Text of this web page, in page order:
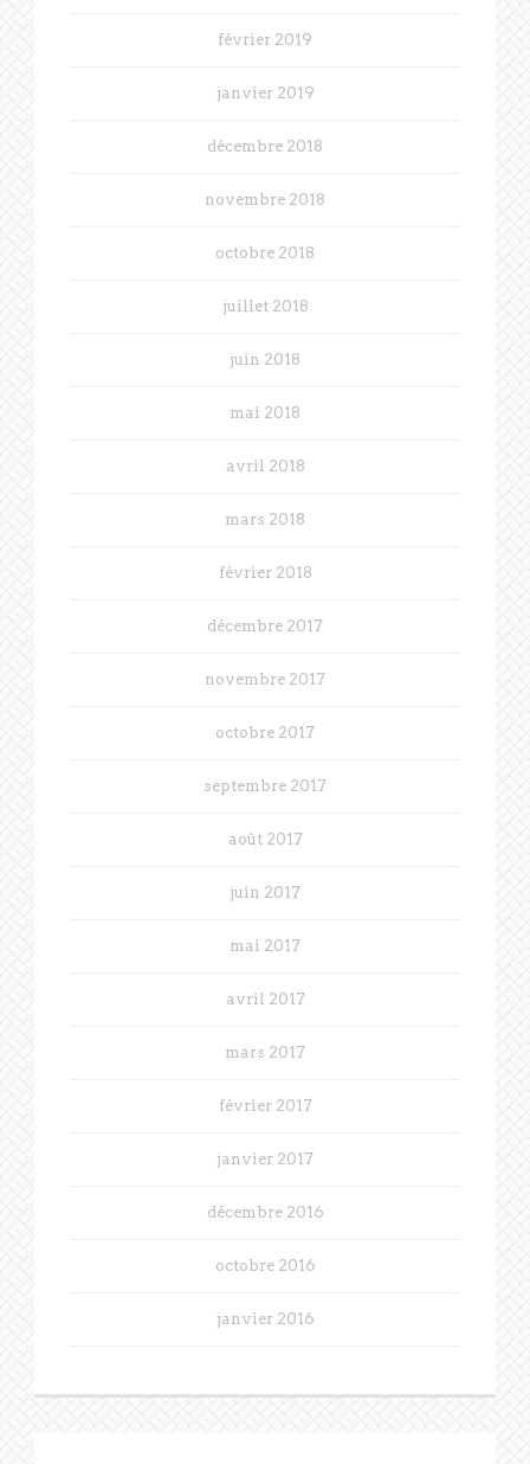
février 2019
janvier 2019
décembre 2018
novembre 2018
octobre 2018
juillet 2018
juin 2018
mai 2018
avril 2018
mars 2018
février 2018
décembre 2017
novembre 2017
octobre 2017
septembre 2017
août 2017
juin 2017
mai 2017
avril 2017
mars 2017
février 2017
janvier 2017
décembre 2016
octobre 2016
janvier 2016